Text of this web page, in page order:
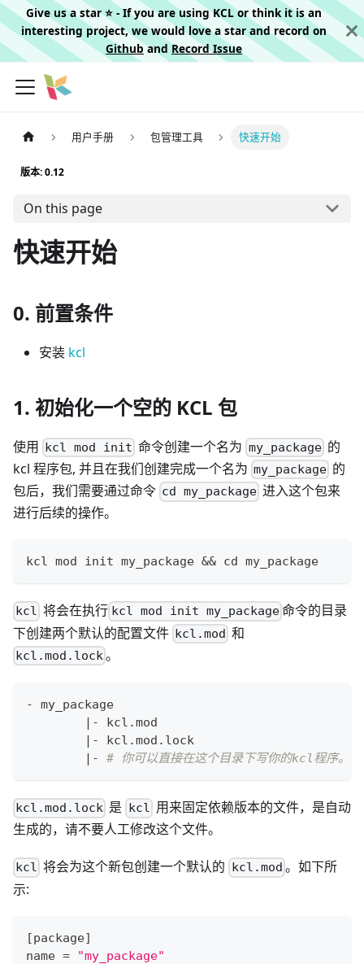
Give us a star ⭐️ - If you are using KCL or think it is an
interesting project, we would love a star and record on
Githuband Record Issue
用户手册 包管理工具 快速开始
版本: 0.12
On this page
快速开始
0. 前置条件
安装 kcl
1. 初始化一个空的 KCL 包
使用 kcl mod init 命令创建一个名为 my_package的
kcl 程序包, 并且在我们创建完成一个名为 my_package 的
包后，我们需要通过命令 cd my_package 进入这个包来
进行后续的操作。
kcl mod init my_package && cd my_package
kcl 将会在执行 kcl mod init my_package命令的目录
下创建两个默认的配置文件 kcl.mod 和
kcl.mod.lock。
- my_package
| - kcl.mod
| - kcl.mod.lock
| - # 你可以直接在这个目录下写你的kcl程序。
kcl.mod.lock 是 kcl 用来固定依赖版本的文件，是自动
生成的，请不要人工修改这个文件。
kcl 将会为这个新包创建一个默认的 kcl.mod 。如下所
示:
[package]
name =
"my_package"